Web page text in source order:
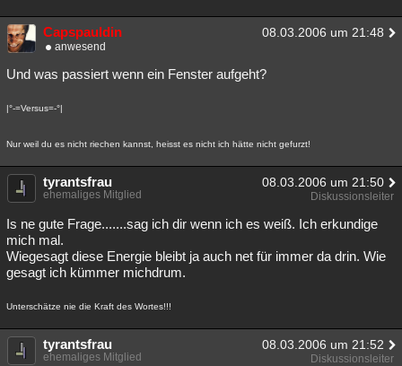
Capspauldin 08.03.2006 um 21:48
anwesend
Und was passiert wenn ein Fenster aufgeht?
|°-=Versus=-°|
Nur weil du es nicht riechen kannst, heisst es nicht ich hätte nicht gefurzt!
tyrantsfrau 08.03.2006 um 21:50
ehemaliges Mitglied Diskussionsleiter
Is ne gute Frage.......sag ich dir wenn ich es weiß. Ich erkundige
mich mal.
Wiegesagt diese Energie bleibt ja auch net für immer da drin. Wie
gesagt ich kümmer michdrum.
Unterschätze nie die Kraft des Wortes!!!
tyrantsfrau 08.03.2006 um 21:52
ehemaliges Mitglied Diskussionsleiter